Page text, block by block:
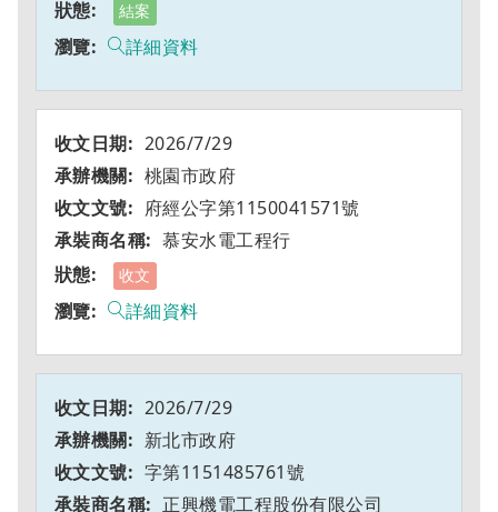
結案
詳細資料
2026/7/29
桃園市政府
府經公字第1150041571號
慕安水電工程行
收文
詳細資料
2026/7/29
新北市政府
字第1151485761號
正興機電工程股份有限公司